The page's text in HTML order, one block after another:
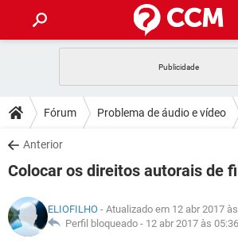
CELULAR FACEBOOK
OUTLOOK
INSTAGRAM GMAIL
GUIA DE COMPRAS
DICAS
JOGOS WHATSAPP
INSTAGRAM GMAIL
GUIA DE COMPRAS
DOWNLOADS
JOGOS WHATSAPP
CELULAR
OUTLOOK EXCEL
JOGOS
CELULAR
GLOSSÁRIO
Fórum Problema de áudio e vídeo
Anterior
Colocar os direitos autorais de
ELIOFILHO - Atualizado em 12 abr 2017
Perfil bloqueado - 12 abr 2017 às 05:36